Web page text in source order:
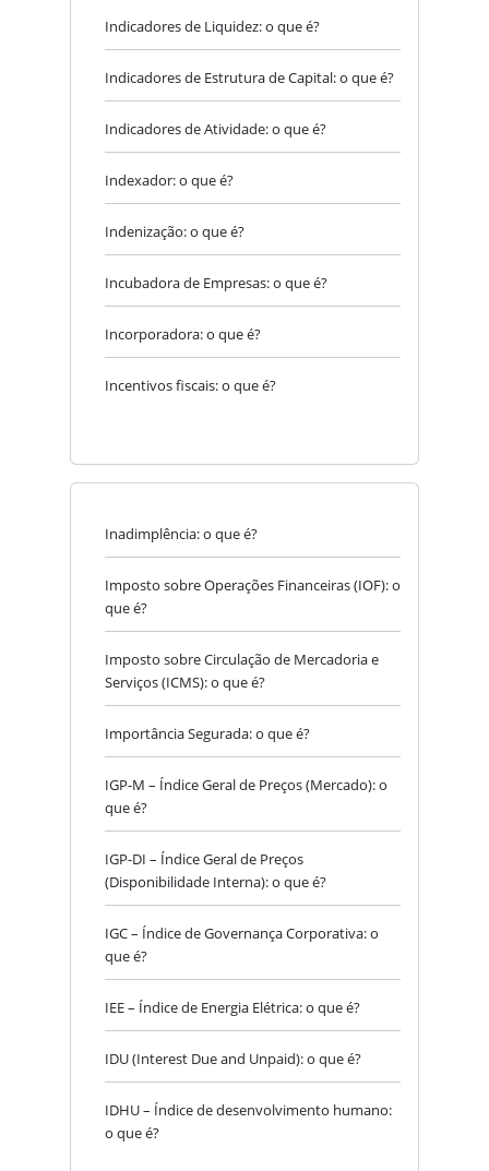
Indicadores de Liquidez: o que é?
Indicadores de Estrutura de Capital: o que é?
Indicadores de Atividade: o que é?
Indexador: o que é?
Indenização: o que é?
Incubadora de Empresas: o que é?
Incorporadora: o que é?
Incentivos fiscais: o que é?
Inadimplência: o que é?
Imposto sobre Operações Financeiras (IOF): o
que é?
Imposto sobre Circulação de Mercadoria e
Serviços (ICMS): o que é?
Importância Segurada: o que é?
IGP-M – Índice Geral de Preços (Mercado): o
que é?
IGP-DI – Índice Geral de Preços
(Disponibilidade Interna): o que é?
IGC – Índice de Governança Corporativa: o
que é?
IEE – Índice de Energia Elétrica: o que é?
IDU (Interest Due and Unpaid): o que é?
IDHU – Índice de desenvolvimento humano:
o que é?